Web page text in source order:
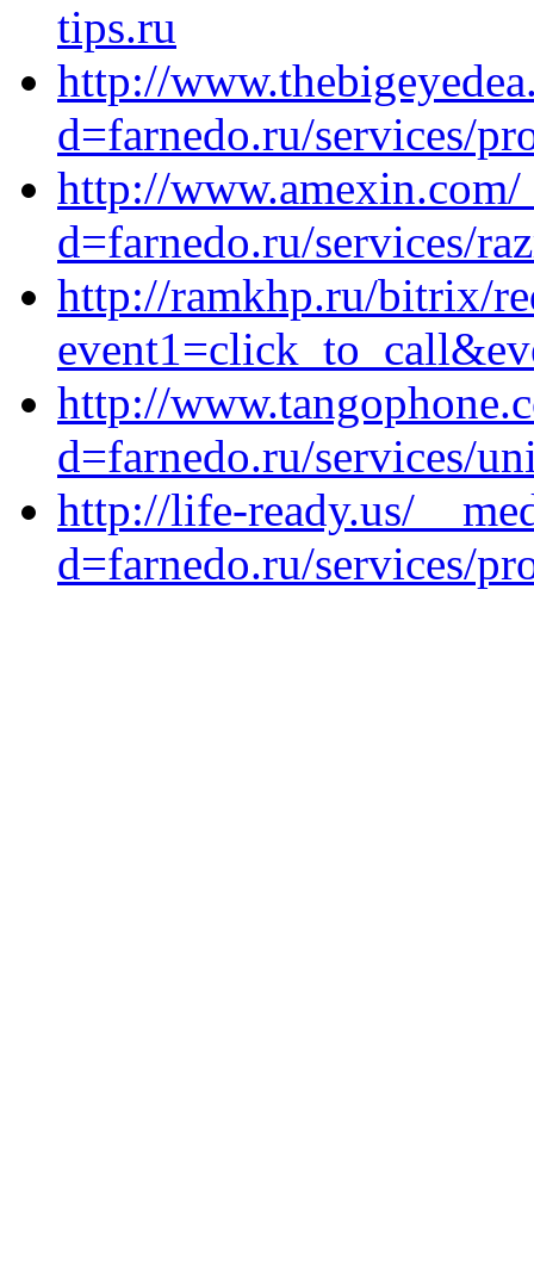
tips.ru
http://
d=farnedo.ru/services/
http://www.amexin.com/
d=farnedo.ru/services/
http://ramkhp.ru/bitrix/
http://
d=farnedo.ru/services/
http://life-ready.us/
d=farnedo.ru/services/